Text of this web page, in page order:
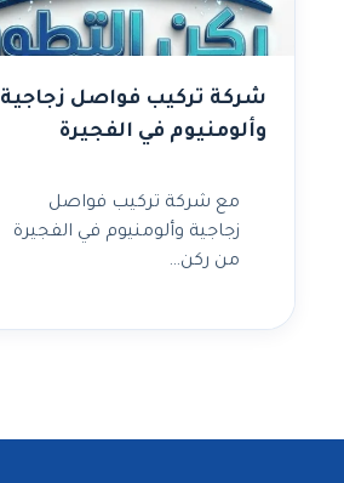
شركة تركيب فواصل زجاجية
وألومنيوم في الفجيرة
مع شركة تركيب فواصل
زجاجية وألومنيوم في الفجيرة
من ركن…